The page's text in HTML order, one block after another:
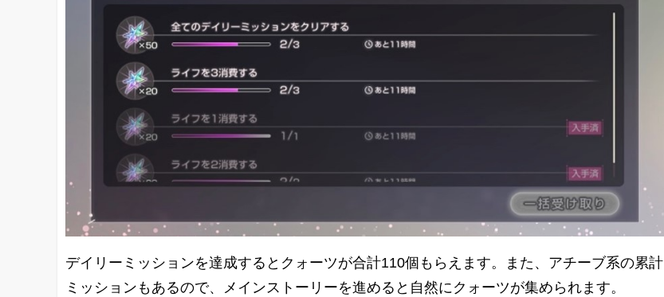
デイリーミッションを達成するとクォーツが合計110個もらえます。また、アチーブ系の累計
ミッションもあるので、メインストーリーを進めると自然にクォーツが集められます。